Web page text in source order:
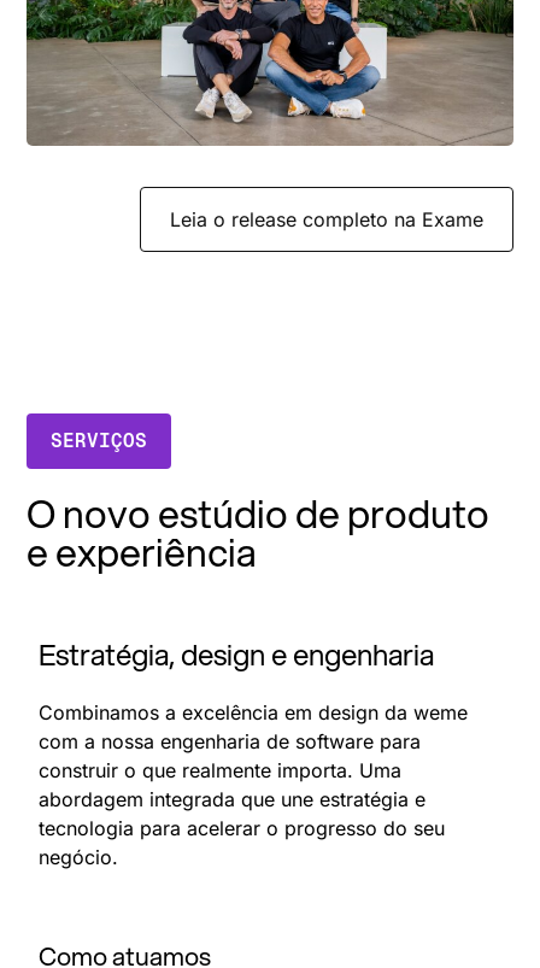
Leia o release completo na Exame
SERVIÇOS
O novo estúdio de produto
e experiência
Estratégia, design e engenharia
Combinamos a excelência em design da weme
com a nossa engenharia de software para
construir o que realmente importa. Uma
abordagem integrada que une estratégia e
tecnologia para acelerar o progresso do seu
negócio.
Como atuamos